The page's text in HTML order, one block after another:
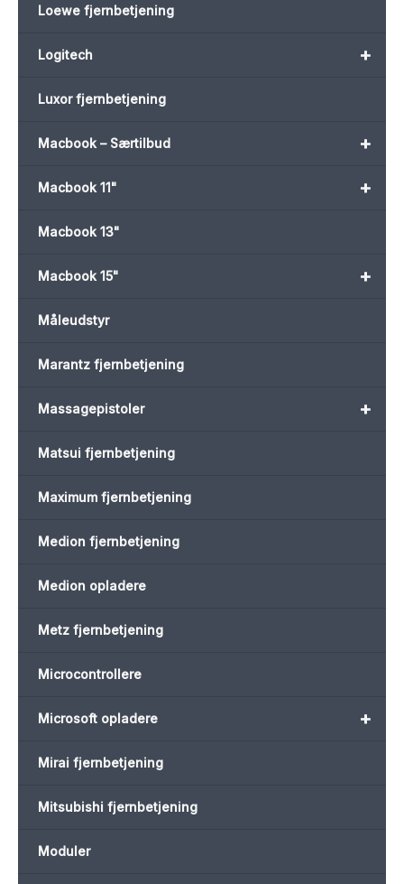
Loewe fjernbetjening
+
Logitech
Luxor fjernbetjening
+
Macbook – Særtilbud
+
Macbook 11"
Macbook 13"
+
Macbook 15"
Måleudstyr
Marantz fjernbetjening
+
Massagepistoler
Matsui fjernbetjening
Maximum fjernbetjening
Medion fjernbetjening
Medion opladere
Metz fjernbetjening
Microcontrollere
+
Microsoft opladere
Mirai fjernbetjening
Mitsubishi fjernbetjening
Moduler